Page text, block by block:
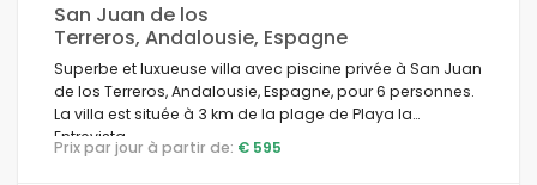
Conditions
Options
San Juan de los
Terreros, Andalousie, Espagne
Superbe et luxueuse villa avec piscine privée à San Juan
de los Terreros, Andalousie, Espagne, pour 6 personnes.
La villa est située à 3 km de la plage de Playa la
Entrevista.
Prix par jour à partir de: € 595